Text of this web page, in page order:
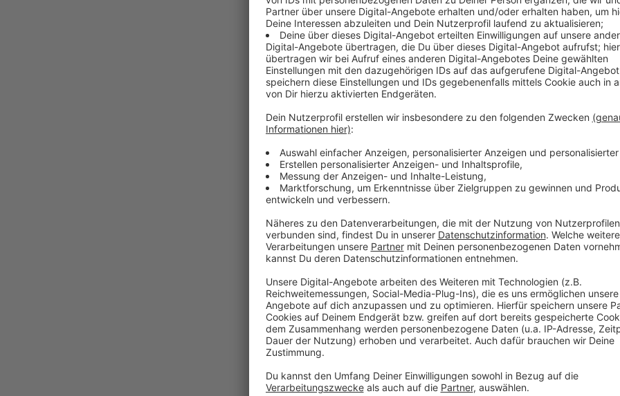
immer wieder an die Bevölkerungswarnung
Der Probealarm beginnt um 11 Uhr mit dem Signal
Dauerton von einer Minute ertönen. Zeitgleich
und Katastrophenhilfe bundesweit den Probealarm
Warnmittel wie die Warn-App NINA geht. Um 11.06
ein auf- und abschwellender Dauerton von etwa
Bürger auf, Ruhe zu bewahren, sich in ein Gebäude
natürlich auch
Antenne Düsseldorf. Um 11.12 Uhr
Mehr Informationen gibt es am Gefahrentelefon
Seiten derLandeshauptstadtund derFeuerwehr.
Anzeige
Interview mit Christopher Schuster von
Anzeige
Antenne Düsseldorf-ReporterinCharlotte Großer
Anzeige